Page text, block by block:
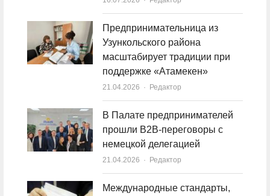
Предпринимательница из
Узункольского района
масштабирует традиции при
поддержке «Атамекен»
21.04.2026 Author
Редактор
В Палате предпринимателей
прошли B2B-переговоры с
немецкой делегацией
21.04.2026 Author
Редактор
Международные стандарты,